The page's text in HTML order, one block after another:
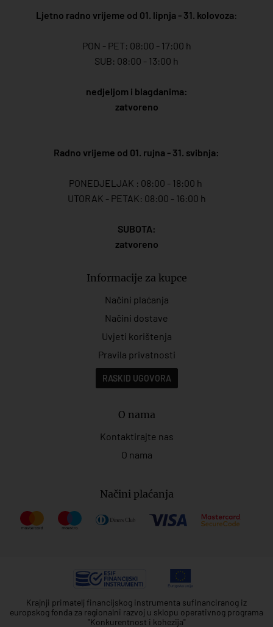
Ljetno radno vrijeme od 01. lipnja - 31. kolovoza:
PON - PET: 08:00 - 17:00 h
SUB: 08:00 - 13:00 h
nedjeljom i blagdanima:
zatvoreno
Radno vrijeme od 01. rujna - 31. svibnja:
PONEDJELJAK : 08:00 - 18:00 h
UTORAK - PETAK: 08:00 - 16:00 h
SUBOTA:
zatvoreno
Informacije za kupce
Načini plaćanja
Načini dostave
Uvjeti korištenja
Pravila privatnosti
RASKID UGOVORA
O nama
Kontaktirajte nas
O nama
Načini plaćanja
Krajnji primatelj financijskog instrumenta sufinanciranog iz
europskog fonda za regionalni razvoj u sklopu operativnog programa
"Konkurentnost i kohezija"